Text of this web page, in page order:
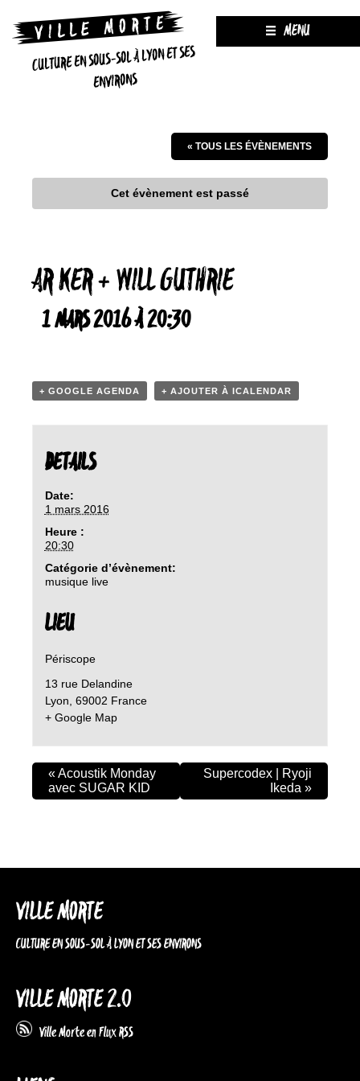
CULTURE EN SOUS-SOL À LYON ET SES
ENVIRONS
MENU
« TOUS LES ÉVÈNEMENTS
Cet évènement est passé
AR KER + WILL GUTHRIE
1 MARS 2016 À 20:30
+ GOOGLE AGENDA + AJOUTER À ICALENDAR
DETAILS
Date:
1 mars 2016
Heure :
20:30
Catégorie d’évènement:
musique live
LIEU
Périscope
13 rue Delandine
Lyon 69002 France
+ Google Map
«Acoustik Monday
avec SUGAR KID
Supercodex | Ryoji
Ikeda »
VILLE MORTE
CULTURE EN SOUS-SOL À LYON ET SES ENVIRONS
VILLE MORTE 2.0
Ville Morte en Flux RSS